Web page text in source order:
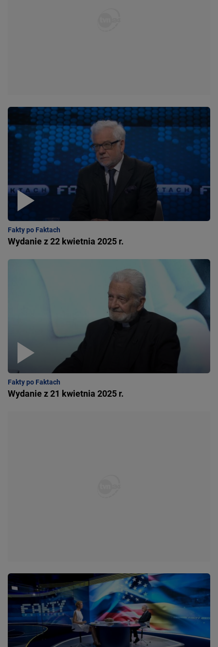
Fakty po Faktach
Wydanie z 22 kwietnia 2025 r.
Fakty po Faktach
Wydanie z 21 kwietnia 2025 r.